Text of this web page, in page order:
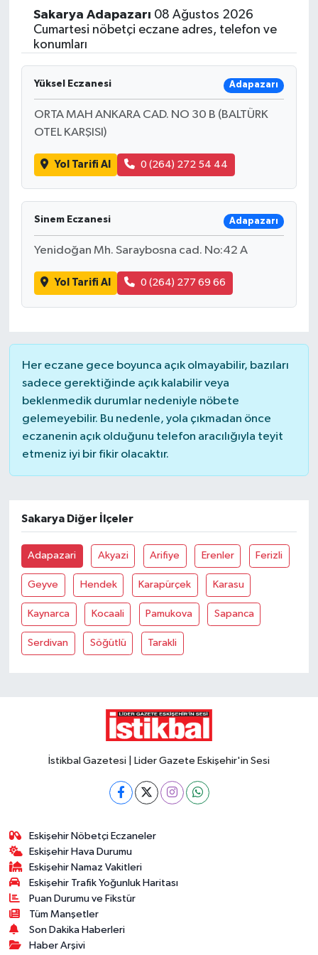
Sakarya Adapazarı 08 Ağustos 2026
Cumartesi nöbetçi eczane adres, telefon ve
konumları
Yüksel Eczanesi Adapazarı
ORTA MAH ANKARA CAD. NO 30 B (BALTÜRK
OTEL KARŞISI)
Yol Tarifi Al 0 (264) 272 54 44
Sinem Eczanesi Adapazarı
Yenidoğan Mh. Saraybosna cad. No:42 A
Yol Tarifi Al 0 (264) 277 69 66
Her eczane gece boyunca açık olmayabilir, bazıları
sadece gerektiğinde açık kalabilir veya
beklenmedik durumlar nedeniyle nöbete
gelemeyebilir. Bu nedenle, yola çıkmadan önce
eczanenin açık olduğunu telefon aracılığıyla teyit
etmeniz iyi bir fikir olacaktır.
Sakarya Diğer İlçeler
Adapazari Akyazi Arifiye Erenler Ferizli
Geyve Hendek Karapürçek Karasu
Kaynarca Kocaali Pamukova Sapanca
Serdivan Söğütlü Tarakli
İstikbal Gazetesi | Lider Gazete Eskişehir'in Sesi
Eskişehir Nöbetçi Eczaneler
Eskişehir Hava Durumu
Eskişehir Namaz Vakitleri
Eskişehir Trafik Yoğunluk Haritası
Puan Durumu ve Fikstür
Tüm Manşetler
Son Dakika Haberleri
Haber Arşivi
Yaşam